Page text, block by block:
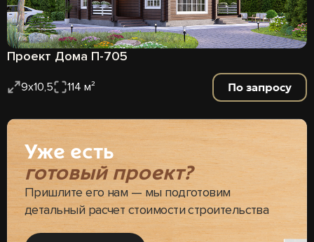
Проект Дома П-705
9х10,5 114 м² По запросу
Уже есть
готовый проект?
Пришлите его нам — мы подготовим
детальный расчет стоимости строительства